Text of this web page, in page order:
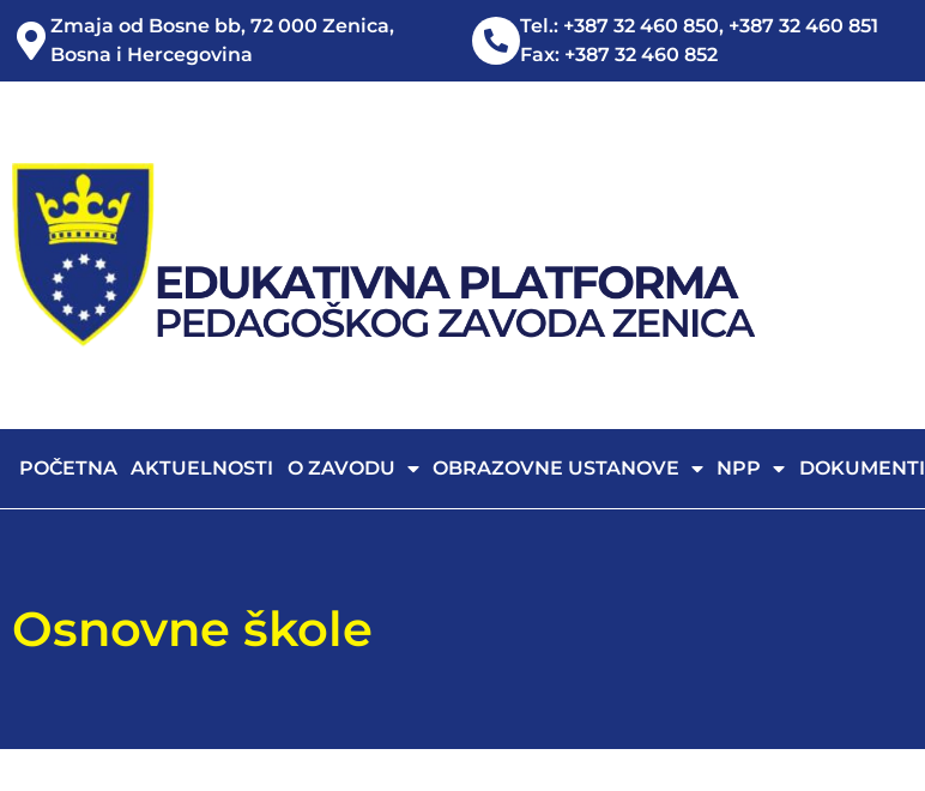
Zmaja od Bosne bb, 72 000 Zenica,
Bosna i Hercegovina
Tel.: +387 32 460 850, +387 32 460 851
Fax: +387 32 460 852
POČETNA AKTUELNOSTI O ZAVODU OBRAZOVNE USTANOVE NPP DOKUMENTI
Osnovne škole